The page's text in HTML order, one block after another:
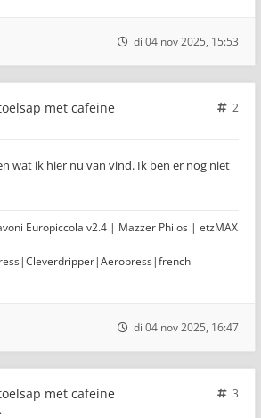
di 04 nov 2025, 15:53
met cafeine
2
wat ik hier nu van vind. Ik ben er nog niet
Europiccola v2.4 | Mazzer Philos | etzMAX
di 04 nov 2025, 16:47
met cafeine
3